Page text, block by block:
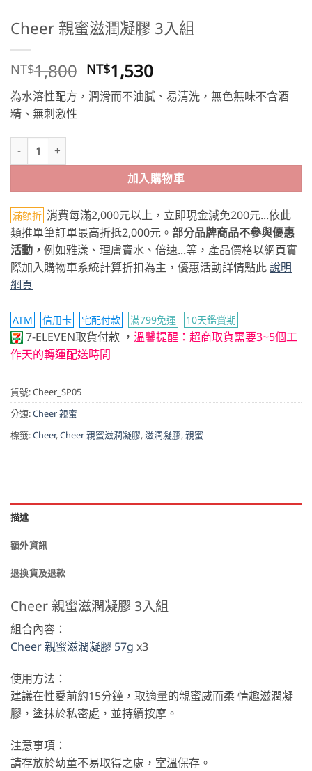
Cheer 親蜜滋潤凝膠 3入組
NT$1,800 原
始
價
NT$1,530目
前
價
為水溶性配方，潤滑而不油膩、易清洗，無色無味不含酒
精、無刺激性
Cheer 親蜜滋潤凝膠 3入組 數量
加入購物車
滿額折 消費每滿2,000元以上，立即現金減免200元...依此
類推單筆訂單最高折抵2,000元。 部分品牌商品不參與優惠
活動， 例如雅漾、理膚寶水、倍速...等，產品價格以網頁實
際加入購物車系統計算折扣為主，優惠活動詳情點此說明
網頁
ATM 信用卡 宅配付款 滿799免運 10天鑑賞期
7-ELEVEN取貨付款 ， 溫馨提醒：超商取貨需要3~5個工
作天的轉運配送時間
貨號:Cheer_SP05
分類:Cheer 親蜜
標籤:Cheer,Cheer 親蜜滋潤凝膠,滋潤凝膠,親蜜
描述
額外資訊
退換貨及退款
Cheer 親蜜滋潤凝膠 3入組
組合內容：
Cheer 親蜜滋潤凝膠 57g x3
使用方法：
建議在性愛前約15分鐘，取適量的親蜜威而柔 情趣滋潤凝
膠，塗抹於私密處，並持續按摩。
注意事項：
請存放於幼童不易取得之處，室溫保存。